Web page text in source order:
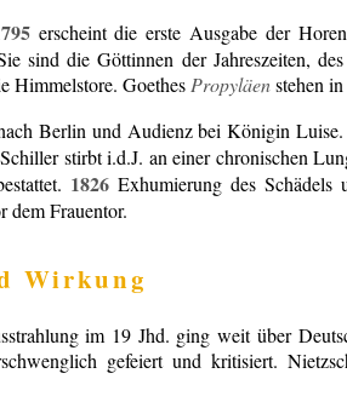
erscheint die erste Ausgabe der
sind die Göttinnen der Jahreszeiten,
Himmelstore. Goethes Propyläenstehen
Berlin und Audienz bei Königin
stirbt i.d.J. an einer chronischen
1826 Exhumierung des Schädels
dem Frauentor.
Wirkung
im 19 Jhd. ging weit über
gefeiert und kritisiert.